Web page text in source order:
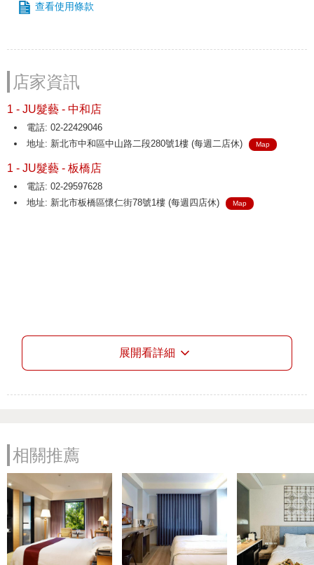
查看使用條款
店家資訊
1 - JU髮藝 - 中和店
電話: 02-22429046
地址: 新北市中和區中山路二段280號1樓 (每週二店休)
Map
1 - JU髮藝 - 板橋店
電話: 02-29597628
地址: 新北市板橋區懷仁街78號1樓 (每週四店休)
Map
展開看詳細
相關推薦